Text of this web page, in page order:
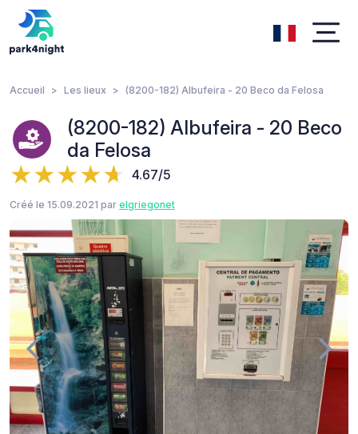
Accueil Les lieux (8200-182) Albufeira - 20 Beco da Felosa
(8200-182) Albufeira - 20 Beco
da Felosa
4.67/5
Créé le 15.09.2021 par elgriegonet